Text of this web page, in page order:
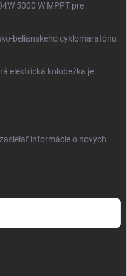
5000 W MPPT pre
belianskeho cyklomaratónu
elektrická kolobežka je
informácie o nových